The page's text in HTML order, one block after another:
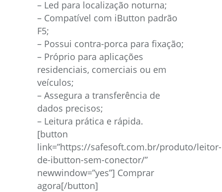
– Led para localização noturna;
– Compatível com iButton padrão
F5;
– Possui contra-porca para fixação;
– Próprio para aplicações
residenciais, comerciais ou em
veículos;
– Assegura a transferência de
dados precisos;
– Leitura prática e rápida.
[button
link=”https://safesoft.com.br/produto/leitor-
de-ibutton-sem-conector/”
newwindow=”yes”] Comprar
agora[/button]